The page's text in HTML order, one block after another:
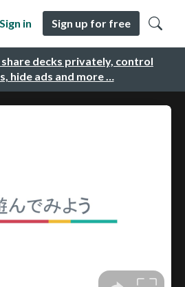
decks privately, control
hide ads and more …
Sign in Sign up for free